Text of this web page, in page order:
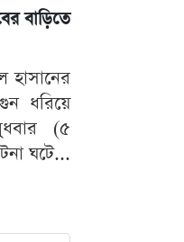
বাড়িতে
হাসানের
ধরিয়ে
(৫
ঘটে...